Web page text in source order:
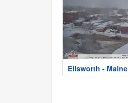
Ellsworth - Maine